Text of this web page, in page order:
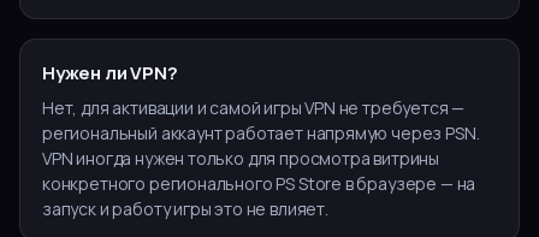
Нужен ли VPN?
Нет, для активации и самой игры VPN не требуется —
региональный аккаунт работает напрямую через PSN.
VPN иногда нужен только для просмотра витрины
конкретного регионального PS Store в браузере — на
запуск и работу игры это не влияет.